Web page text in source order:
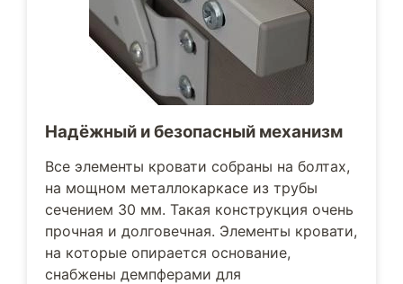
Надёжный и безопасный механизм
Все элементы кровати собраны на болтах,
на мощном металлокаркасе из трубы
сечением 30 мм. Такая конструкция очень
прочная и долговечная. Элементы кровати,
на которые опирается основание,
снабжены демпферами для